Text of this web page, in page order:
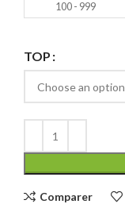
100 - 999
TOP
Comparer